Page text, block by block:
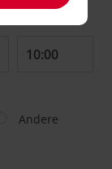
Andere